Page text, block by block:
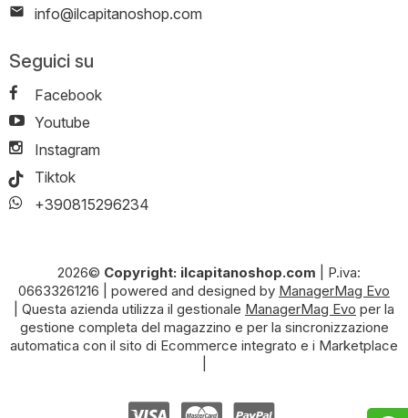
info@ilcapitanoshop.com
Seguici su
Facebook
Youtube
Instagram
Tiktok
+390815296234
2026© Copyright: ilcapitanoshop.com
P.iva:
06633261216
powered and designed by ManagerMag Evo
| Questa azienda utilizza il gestionale ManagerMag Evo per la
gestione completa del magazzino e per la sincronizzazione
automatica con il sito di Ecommerce integrato e i Marketplace